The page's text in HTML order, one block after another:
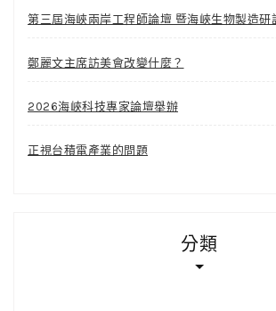
第三屆海峽兩岸工程師論壇 暨海峽生物製造研
鄭麗文主席訪美會改變什麼？
2026海峽科技專家論壇舉辦
正視台積電產業的問題
分類